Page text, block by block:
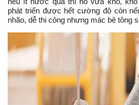
phát triển được hết cường độ còn
nhão, dễ thi công nhưng mác bê tông